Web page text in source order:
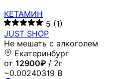
КЕТАМИН
5 (1)
JUST SHOP
Не мешать с алкоголем
Екатеринбург
от 12900₽ / 2г
~0.00240319 ₿